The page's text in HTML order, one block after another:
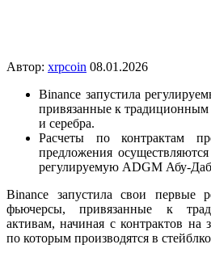
Автор: xrpcoin 08.01.2026
Binance запустила
привязанные к традиционным
и серебра.
Расчеты по контрактам
предложения
регулируемую ADGM Абу-
Binance запустила свои первые
фьючерсы, привязанные к
активам, начиная с контрактов на
по которым производятся в